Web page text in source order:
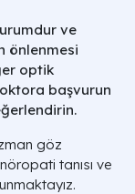
ve
önlenmesi
optik
başvurun
göz
tanısı ve